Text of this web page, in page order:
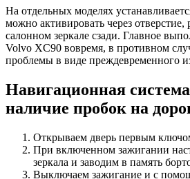
На отдельных моделях
можно активировать через отверстие,
салонном зеркале сзади. Главное
Volvo XC90 вовремя, в противном
проблемы в виде преждевременного
Навигационная
наличие пробок на
Открываем дверь первым
При включенном зажигании
зеркала и заводим в память
Выключаем зажигание и с